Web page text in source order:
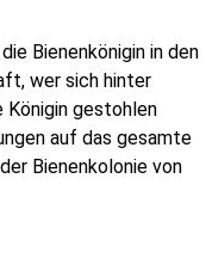
Bienenkönigin in den
wer sich hinter
Königin gestohlen
auf das gesamte
Bienenkolonie von